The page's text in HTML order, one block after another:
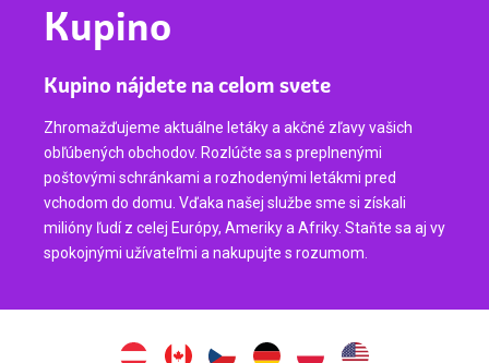
Kupino
Kupino nájdete na celom svete
Zhromažďujeme aktuálne letáky a akčné zľavy vašich
obľúbených obchodov. Rozlúčte sa s preplnenými
poštovými schránkami a rozhodenými letákmi pred
vchodom do domu. Vďaka našej službe sme si získali
milióny ľudí z celej Európy, Ameriky a Afriky. Staňte sa aj vy
spokojnými užívateľmi a nakupujte s rozumom.